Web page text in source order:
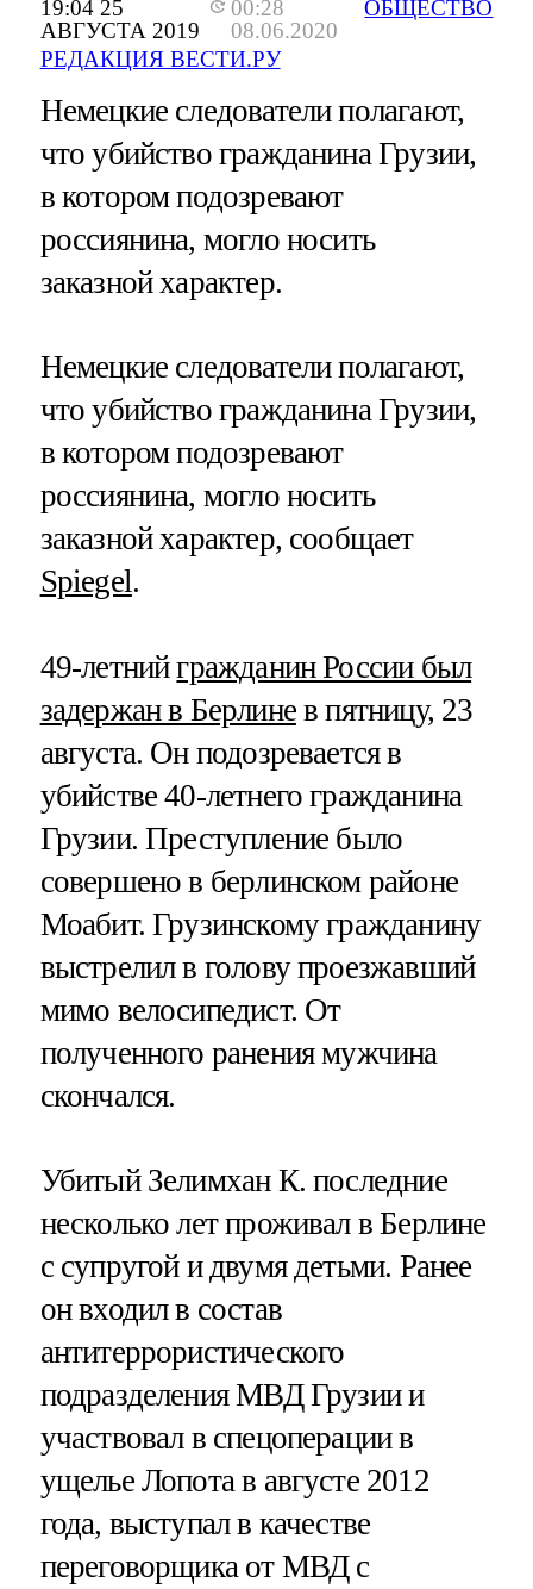
19:04 25
АВГУСТА 2019
00:28
08.06.2020
РЕДАКЦИЯ ВЕСТИ.РУ
ОБЩЕСТВО
Немецкие следователи полагают,
что убийство гражданина Грузии,
в котором подозревают
россиянина, могло носить
заказной характер.
Немецкие следователи полагают,
что убийство гражданина Грузии,
в котором подозревают
россиянина, могло носить
заказной характер, сообщает
Spiegel.
49-летнийгражданин России был
задержан в Берлинев пятницу, 23
августа. Он подозревается в
убийстве 40-летнего гражданина
Грузии. Преступление было
совершено в берлинском районе
Моабит. Грузинскому гражданину
выстрелил в голову проезжавший
мимо велосипедист. От
полученного ранения мужчина
скончался.
Убитый Зелимхан К. последние
несколько лет проживал в Берлине
с супругой и двумя детьми. Ранее
он входил в состав
антитеррористического
подразделения МВД Грузии и
участвовал в спецоперации в
ущелье Лопота в августе 2012
года, выступал в качестве
переговорщика от МВД с